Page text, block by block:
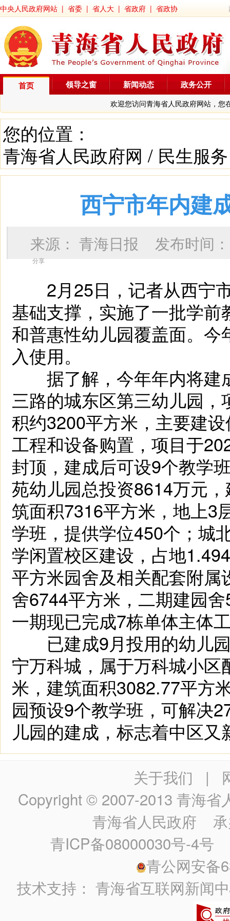
中央人民政府网站 | 省委 | 省人大 | 省政府 | 省政协
首页
欢迎您访问青海省人民政府网站，您
领导之窗 新闻动态 政务公开
您的位置：
青海省人民政府网 / 民生服务
西宁市年内建
来源：青海日报 发布时间
分享
2月25日，记者从西宁市
基础支撑，实施了一批学
和普惠性幼儿园覆盖面。
入使用。
据了解，今年年内将建
三路的城东区第三幼儿园
积约3200平方米，主要建
工程和设备购置，项目于
封顶，建成后可设9个教学
苑幼儿园总投资8614万元
筑面积7316平方米，地上3
学班，提供学位450个；城
学闲置校区建设，占地
平方米园舍及相关配套附
舍6744平方米，二期建园
一期现已完成7栋单体主体
已建成9月投用的幼儿园
宁万科城，属于万科城小
米，建筑面积3082.77平方
园预设9个教学班，可解决
儿园的建成，标志着中区
关于我们 |
Copyright © 2007-2013 青海省
青海省人民政府 承
青ICP备08000030号-4号
青公网安备
技术支持：青海省互联网新闻